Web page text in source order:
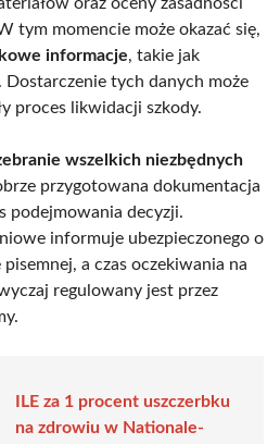
tym momencie może okazać się,
informacje, takie jak
Dostarczenie tych danych może
proces likwidacji szkody.
wszelkich niezbędnych
przygotowana dokumentacja
podejmowania decyzji.
informuje ubezpieczonego o
a czas oczekiwania na
regulowany jest przez
ILE za 1 procent uszczerbku
na zdrowiu w Nationale-